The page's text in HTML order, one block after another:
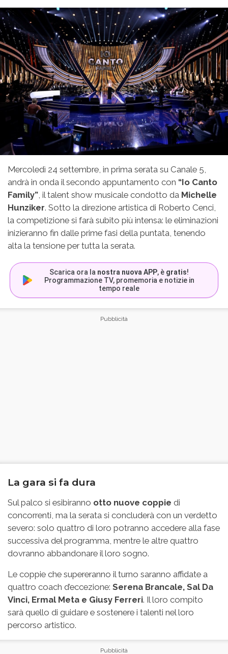
Mercoledì 24 settembre, in prima serata su Canale 5,
andrà in onda il secondo appuntamento con “Io Canto
Family” , il talent show musicale condotto da Michelle
Hunziker. Sotto la direzione artistica di Roberto Cenci,
la competizione si farà subito più intensa: le eliminazioni
inizieranno fin dalle prime fasi della puntata, tenendo
alta la tensione per tutta la serata.
Scarica ora la nostra nuova APP, è gratis!
Programmazione TV, promemoria e notizie in
tempo reale
La gara si fa dura
Sul palco si esibiranno otto nuove coppie di
concorrenti, ma la serata si concluderà con un verdetto
severo: solo quattro di loro potranno accedere alla fase
successiva del programma, mentre le altre quattro
dovranno abbandonare il loro sogno.
Le coppie che supereranno il turno saranno affidate a
quattro coach d’eccezione: Serena Brancale, Sal Da
Vinci, Ermal Meta e Giusy Ferreri. Il loro compito
sarà quello di guidare e sostenere i talenti nel loro
percorso artistico.